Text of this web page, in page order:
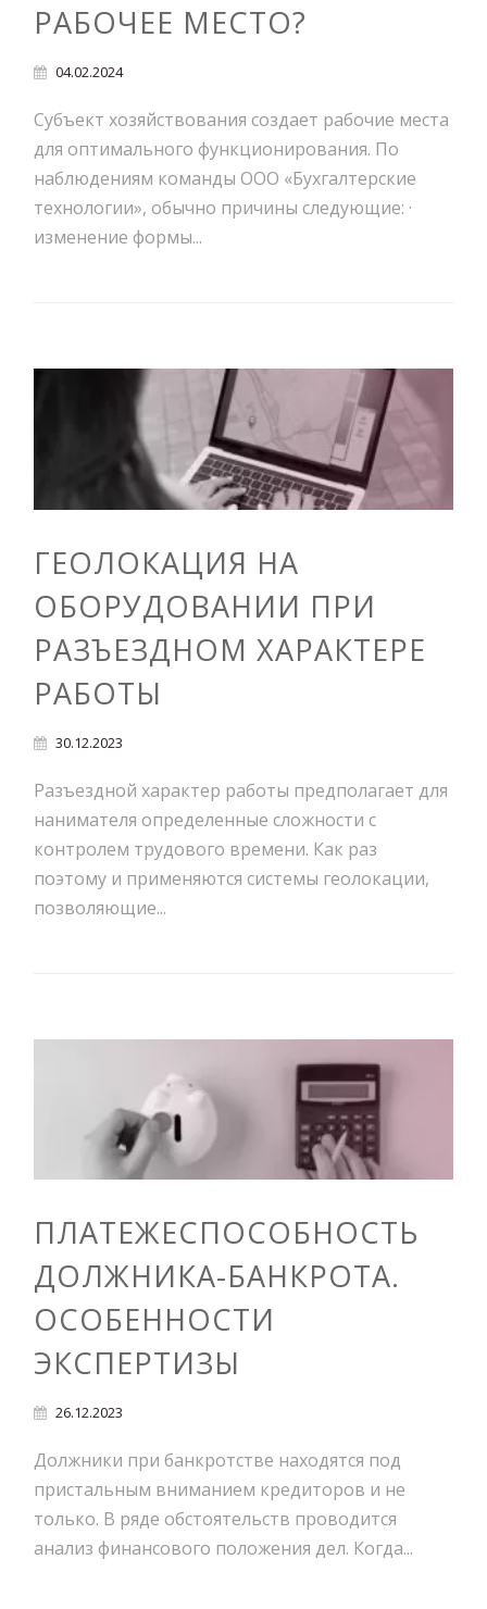
РАБОЧЕЕ МЕСТО?
04.02.2024
Субъект хозяйствования создает рабочие места
для оптимального функционирования. По
наблюдениям команды ООО «Бухгалтерские
технологии», обычно причины следующие: ·
изменение формы...
ГЕОЛОКАЦИЯ НА
ОБОРУДОВАНИИ ПРИ
РАЗЪЕЗДНОМ ХАРАКТЕРЕ
РАБОТЫ
30.12.2023
Разъездной характер работы предполагает для
нанимателя определенные сложности с
контролем трудового времени. Как раз
поэтому и применяются системы геолокации,
позволяющие...
ПЛАТЕЖЕСПОСОБНОСТЬ
ДОЛЖНИКА-БАНКРОТА.
ОСОБЕННОСТИ
ЭКСПЕРТИЗЫ
26.12.2023
Должники при банкротстве находятся под
пристальным вниманием кредиторов и не
только. В ряде обстоятельств проводится
анализ финансового положения дел. Когда...